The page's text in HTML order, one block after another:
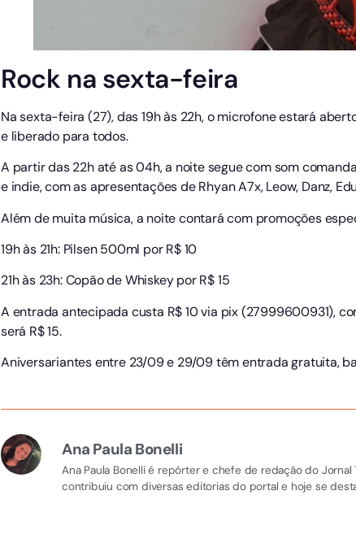
Rock na sexta-feira
Na sexta-feira (27), das 19h às 22h, o microfone estará
e liberado para todos.
A partir das 22h até as 04h, a noite segue com som
e indie, com as apresentações de Rhyan A7x, Leow, Danz,
Além de muita música, a noite contará com promoções
19h às 21h: Pilsen 500ml por R$ 10
21h às 23h: Copão de Whiskey por R$ 15
A entrada antecipada custa R$ 10 via pix (27999600931),
será R$ 15.
Aniversariantes entre 23/09 e 29/09 têm entrada gratuita,
Ana Paula Bonelli
Ana Paula Bonelli é repórter e chefe de redação do
contribuiu com diversas editorias do portal e hoje se